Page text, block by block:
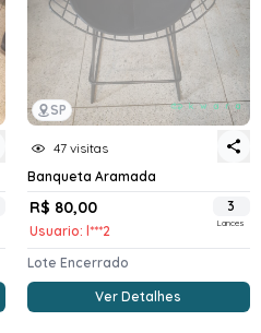
SP
47 visitas
Banqueta Aramada
R$ 80,00
Usuario: l***2
3
Lances
Lote Encerrado
Ver Detalhes